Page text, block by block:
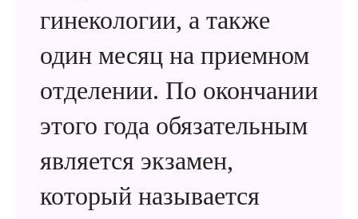
гинекологии, а также
один месяц на приемном
отделении. По окончании
этого года обязательным
является экзамен,
который называется